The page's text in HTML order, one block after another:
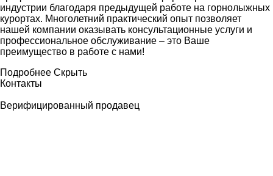
индустрии благодаря предыдущей работе на горнолыжных
курортах. Многолетний практический опыт позволяет
нашей компании оказывать консультационные услуги и
профессиональное обслуживание – это Ваше
преимущество в работе с нами!
Подробнее Скрыть
Контакты
Верифицированный продавец